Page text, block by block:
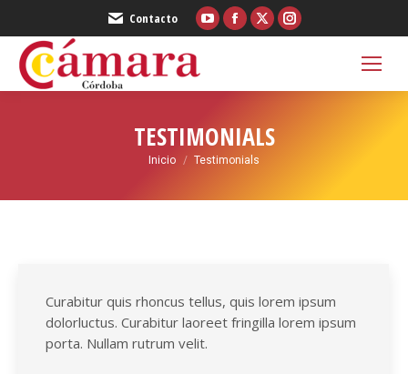
Contacto
YouTube
page
in
window
Facebook
page
in
window
X
page
in
window
Instagram
page
in
TESTIMONIALS
Estás aquí:
Inicio Testimonials
Curabitur quis rhoncus tellus, quis lorem ipsum
dolorluctus. Curabitur laoreet fringilla lorem ipsum
porta. Nullam rutrum velit.